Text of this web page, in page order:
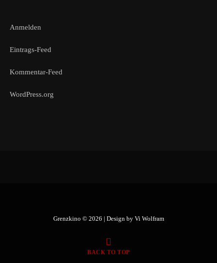
Anmelden
Eintrags-Feed
Kommentar-Feed
WordPress.org
Grenzkino © 2026 | Design by Vi Wolfram
BACK TO TOP